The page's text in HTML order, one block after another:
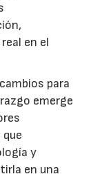
en el
para
emerge
y
en una